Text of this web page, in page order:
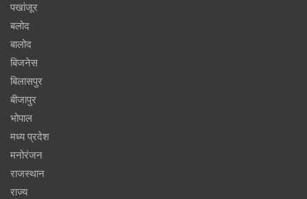
पखांजूर
बलोद
बालोद
बिजनेस
बिलासपुर
बीजापुर
भोपाल
मध्य प्रदेश
मनोरंजन
राजस्थान
राज्य